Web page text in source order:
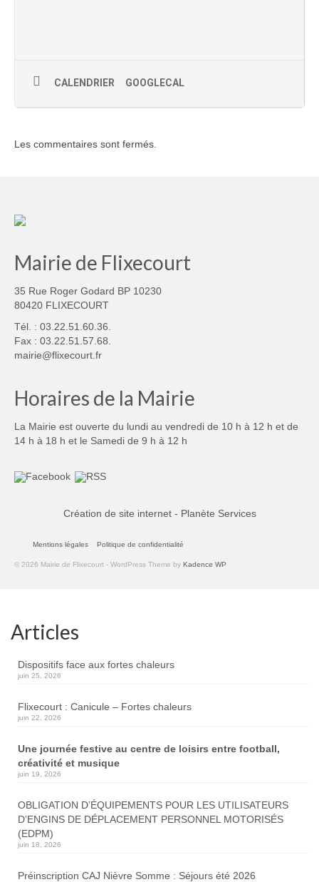
CALENDRIER GOOGLECAL
Les commentaires sont fermés.
Mairie de Flixecourt
35 Rue Roger Godard BP 10230
80420 FLIXECOURT
Tél. : 03.22.51.60.36.
Fax : 03.22.51.57.68.
mairie@flixecourt.fr
Horaires de la Mairie
La Mairie est ouverte du lundi au vendredi de 10 h à 12 h et de
14 h à 18 h et le Samedi de 9 h à 12 h
Création de site internet - Planète Services
Mentions légales Politique de confidentialité
© 2026 Mairie de Flixecourt - WordPress Theme by Kadence WP
Articles
Dispositifs face aux fortes chaleurs
juin 25, 2026
Flixecourt : Canicule – Fortes chaleurs
juin 22, 2026
Une journée festive au centre de loisirs entre football,
créativité et musique
juin 19, 2026
OBLIGATION D’ÉQUIPEMENTS POUR LES UTILISATEURS
D’ENGINS DE DÉPLACEMENT PERSONNEL MOTORISÉS
(EDPM)
juin 18, 2026
Préinscription CAJ Nièvre Somme : Séjours été 2026